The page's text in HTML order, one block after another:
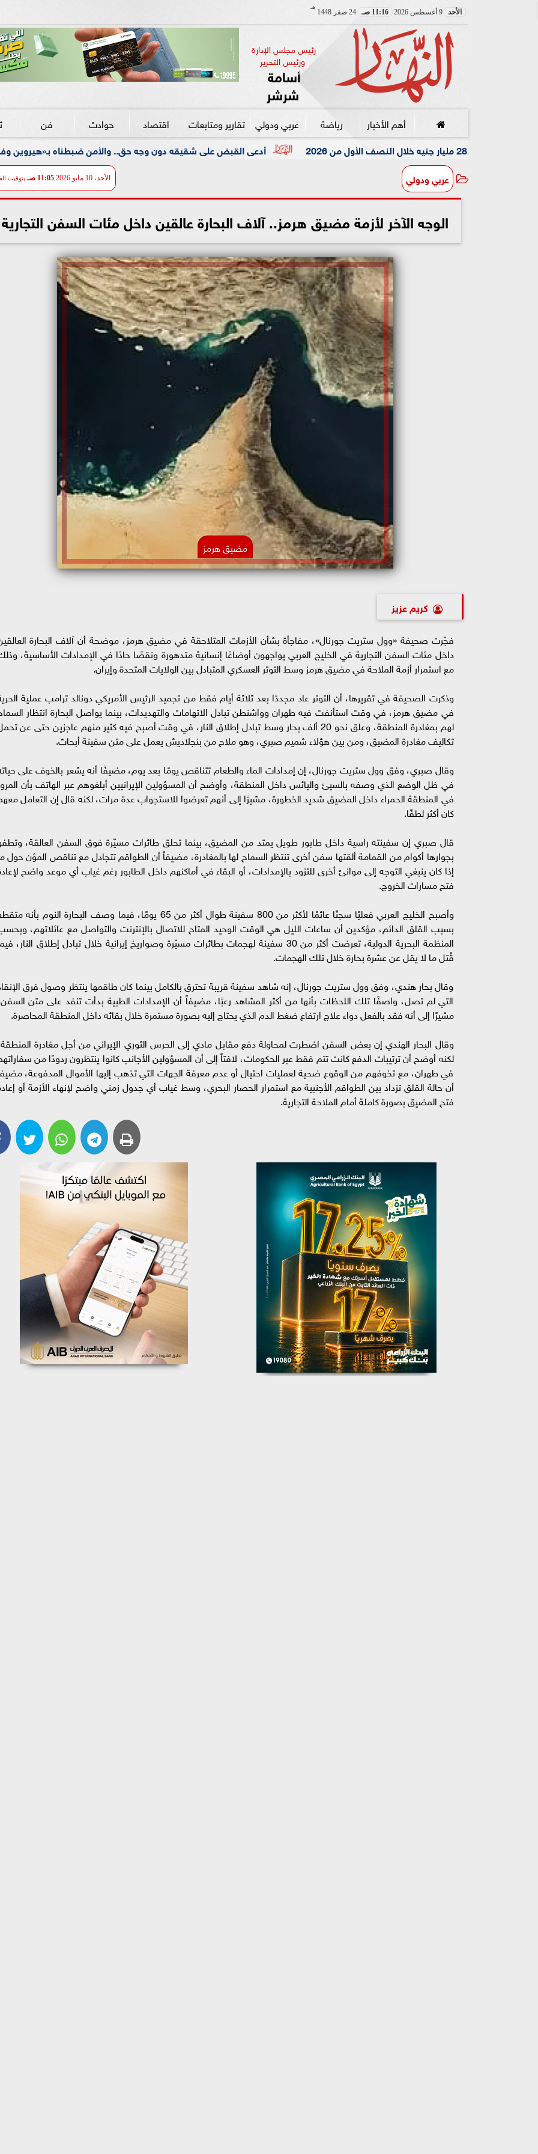
الأحد 9 أغسطس 2026 11:16 صـ 24 صفر 1448
هـ
رئيس مجلس الإدارة
ورئيس التحرير
أسامة
شرشر
أهم الأخبار رياضة عربي ودولي تقارير ومتابعات اقتصاد حوادث فن
أدعى القبض على شقيقه دون وجه حق.. والأمن ضبطناه بـ«هيروين وفرد خرطوش» بشبرا
عربي ودولي الأحد، 10 مايو 2026 11:05 صـ بتوقيت
الوجه الآخر لأزمة مضيق هرمز.. آلاف البحارة عالقين داخل مئات السفن التجارية
مضيق هرمز
كريم عزيز
فجّرت صحيفة «وول ستريت جورنال»، مفاجأة بشأن الأزمات المتلاحقة في مضيق هرمز، موضحة أن آلاف البحارة
داخل مئات السفن التجارية في الخليج العربي يواجهون أوضاعًا إنسانية متدهورة ونقصًا حادًا في الإمدادات الأساسية،
مع استمرار أزمة الملاحة في مضيق هرمز وسط التوتر العسكري المتبادل بين الولايات المتحدة وإيران.
وذكرت الصحيفة في تقريرها، أن التوتر عاد مجددًا بعد ثلاثة أيام فقط من تجميد الرئيس الأمريكي دونالد ترامب عملية
في مضيق هرمز، في وقت استأنفت فيه طهران وواشنطن تبادل الاتهامات والتهديدات، بينما يواصل البحارة انتظار
لهم بمغادرة المنطقة، وعلق نحو 20 ألف بحار وسط تبادل إطلاق النار، في وقت أصبح فيه كثير منهم عاجزين حتى عن
تكاليف مغادرة المضيق، ومن بين هؤلاء شميم صبري، وهو ملاح من بنجلاديش يعمل على متن سفينة أبحاث.
وقال صبري، وفق وول ستريت جورنال، إن إمدادات الماء والطعام تتناقص يومًا بعد يوم، مضيفًا أنه يشعر بالخوف على
في ظل الوضع الذي وصفه بالسيئ واليائس داخل المنطقة، وأوضح أن المسؤولين الإيرانيين أبلغوهم عبر الهاتف بأن
في المنطقة الحمراء داخل المضيق شديد الخطورة، مشيرًا إلى أنهم تعرضوا للاستجواب عدة مرات، لكنه قال إن التعامل
كان أكثر لطفًا.
قال صبري إن سفينته راسية داخل طابور طويل يمتد من المضيق، بينما تحلق طائرات مسيّرة فوق السفن العالقة،
بجوارها أكوام من القمامة ألقتها سفن أخرى تنتظر السماح لها بالمغادرة، مضيفاً أن الطواقم تتجادل مع تناقص المؤن حول
إذا كان ينبغي التوجه إلى موانئ أخرى للتزود بالإمدادات، أو البقاء في أماكنهم داخل الطابور رغم غياب أي موعد واضح
فتح مسارات الخروج.
وأصبح الخليج العربي فعليًا سجنًا عائمًا لأكثر من 800 سفينة طوال أكثر من 65 يومًا، فيما وصف البحارة النوم بأنه
بسبب القلق الدائم، مؤكدين أن ساعات الليل هي الوقت الوحيد المتاح للاتصال بالإنترنت والتواصل مع عائلاتهم،
المنظمة البحرية الدولية، تعرضت أكثر من 30 سفينة لهجمات بطائرات مسيّرة وصواريخ إيرانية خلال تبادل إطلاق النار،
قُتل ما لا يقل عن عشرة بحارة خلال تلك الهجمات.
وقال بحار هندي، وفق وول ستريت جورنال، إنه شاهد سفينة قريبة تحترق بالكامل بينما كان طاقمها ينتظر وصول فرق
التي لم تصل، واصفًا تلك اللحظات بأنها من أكثر المشاهد رعبًا، مضيفاً أن الإمدادات الطبية بدأت تنفد على متن
مشيرًا إلى أنه فقد بالفعل دواء علاج ارتفاع ضغط الدم الذي يحتاج إليه بصورة مستمرة خلال بقائه داخل المنطقة المحاصرة.
وقال البحار الهندي إن بعض السفن اضطرت لمحاولة دفع مقابل مادي إلى الحرس الثوري الإيراني من أجل مغادرة
لكنه أوضح أن ترتيبات الدفع كانت تتم فقط عبر الحكومات، لافتاً إلى أن المسؤولين الأجانب كانوا ينتظرون ردودًا من
في طهران، مع تخوفهم من الوقوع ضحية لعمليات احتيال أو عدم معرفة الجهات التي تذهب إليها الأموال المدفوعة،
أن حالة القلق تزداد بين الطواقم الأجنبية مع استمرار الحصار البحري، وسط غياب أي جدول زمني واضح لإنهاء الأزمة أو
فتح المضيق بصورة كاملة أمام الملاحة التجارية.